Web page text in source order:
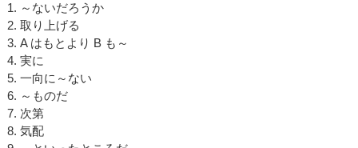
1. ～ないだろうか
2. 取り上げる
3. A はもとより B も～
4. 実に
5. 一向に～ない
6. ～ものだ
7. 次第
8. 気配